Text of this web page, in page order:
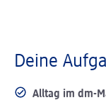
Deine
Alltag im dm-